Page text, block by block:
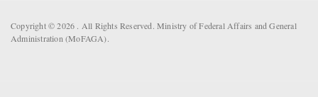
Copyright © 2026 . All Rights Reserved. Ministry of Federal Affairs and General
Administration (MoFAGA).